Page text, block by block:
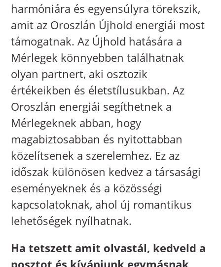
harmóniára és egyensúlyra törekszik,
amit az Oroszlán Újhold energiái most
támogatnak. Az Újhold hatására a
Mérlegek könnyebben találhatnak
olyan partnert, aki osztozik
értékeikben és életstílusukban. Az
Oroszlán energiái segíthetnek a
Mérlegeknek abban, hogy
magabiztosabban és nyitottabban
közelítsenek a szerelemhez. Ez az
időszak különösen kedvez a társasági
eseményeknek és a közösségi
kapcsolatoknak, ahol új romantikus
lehetőségek nyílhatnak.
Ha tetszett amit olvastál, kedveld a
posztot és kívánjunk egymásnak